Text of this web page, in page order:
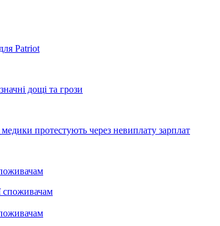
Patriot
дощі та грози
протестують через невиплату зарплат